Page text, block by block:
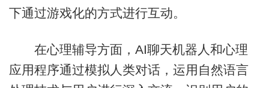
下通过游戏化的方式进行互动。
在心理辅导方面，AI聊天机器人和心理
应用程序通过模拟人类对话，运用自然语言